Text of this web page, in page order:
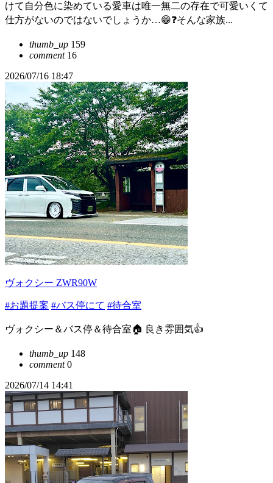
けて自分色に染めている愛車は唯一無二の存在で可愛いくて
仕方がないのではないでしょうか…😁❓そんな家族...
thumb_up 159
comment16
2026/07/16 18:47
ヴォクシー ZWR90W
#お題提案 #バス停にて #待合室
ヴォクシー＆バス停＆待合室🏠 良き雰囲気👍
thumb_up 148
comment0
2026/07/14 14:41